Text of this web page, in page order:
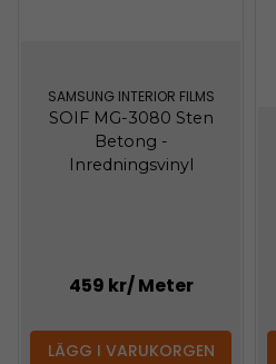
SAMSUNG INTERIOR FILMS
SOIF MG-3080 Sten
Betong -
Inredningsvinyl
459 kr/ Meter
LÄGG I VARUKORGEN